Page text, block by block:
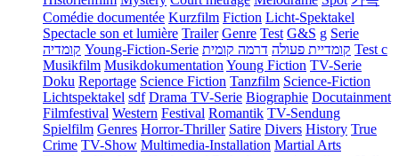
Comédie documentée Kurzfilm Fiction Licht-Spektakel
Spectacle son et lumière Trailer Genre Test G&S g Serie
קומדיה Young-Fiction-Serie קומדיית פעולה דרמה קומית
Test c
Musikfilm Musikdokumentation Young Fiction TV-Serie
Doku Reportage Science Fiction Tanzfilm Science-Fiction
Lichtspektakel sdf Drama TV-Serie Biographie Docutainment
Filmfestival Western Festival Romantik TV-Sendung
Spielfilm Genres Horror-Thriller Satire Divers History True
Crime TV-Show Multimedia-Installation Martial Arts